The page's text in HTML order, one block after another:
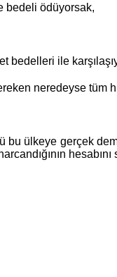
bedeli ödüyorsak,
ile
neredeyse tüm
bu ülkeye gerçek